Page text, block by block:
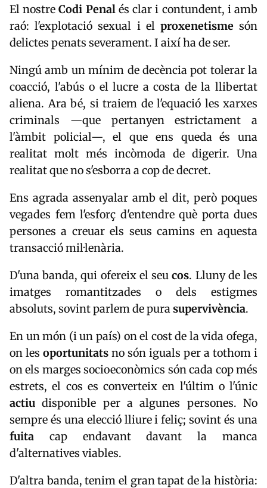
El nostreCodi Penalés clar i contundent, i amb
raó: l'explotació sexual i el proxenetismesón
delictes penats severament. I així ha de ser.
Ningú amb un mínim de decència pot tolerar la
coacció, l'abús o el lucre a costa de la llibertat
aliena. Ara bé, si traiem de l'equació les xarxes
criminals —que pertanyen estrictament a
l'àmbit policial—, el que ens queda és una
realitat molt més incòmoda de digerir. Una
realitat que no s'esborra a cop de decret.
Ens agrada assenyalar amb el dit, però poques
vegades fem l'esforç d'entendre què porta dues
persones a creuar els seus camins en aquesta
transacció mil·lenària.
D'una banda, qui ofereix el seucos. Lluny de les
imatges romantitzades o dels estigmes
absoluts, sovint parlem de purasupervivència.
En un món (i un país) on el cost de la vida ofega,
on les oportunitats no són iguals per a tothom i
on els marges socioeconòmics són cada cop més
estrets, el cos es converteix en l'últim o l'únic
actiu disponible per a algunes persones. No
sempre és una elecció lliure i feliç; sovint és una
fuita cap endavant davant la manca
d'alternatives viables.
D'altra banda, tenim el gran tapat de la història: